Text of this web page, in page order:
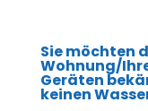
Sie möchten
Wohnung/
Geräten
keinen